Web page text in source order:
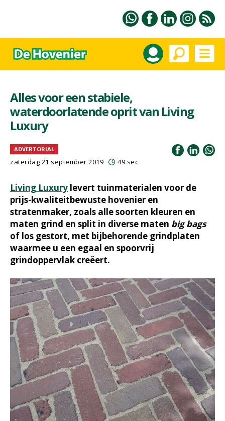
Alles voor een stabiele,
waterdoorlatende oprit van Living
Luxury
ADVERTORIAL
zaterdag 21 september 2019 49 sec
Living Luxury levert tuinmaterialen voor de
prijs-kwaliteitbewuste hovenier en
stratenmaker, zoals alle soorten kleuren en
maten grind en split in diverse maten big bags
of los gestort, met bijbehorende grindplaten
waarmee u een egaal en spoorvrij
grindoppervlak creëert.